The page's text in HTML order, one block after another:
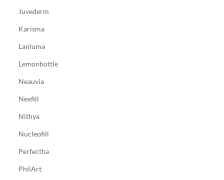
Juvederm
Karisma
Lanluma
Lemonbottle
Neauvia
Nexfill
Nithya
Nucleofill
Perfectha
PhilArt